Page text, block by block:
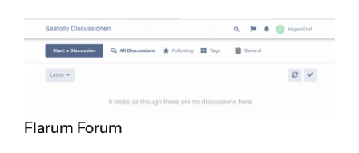
Flarum Forum